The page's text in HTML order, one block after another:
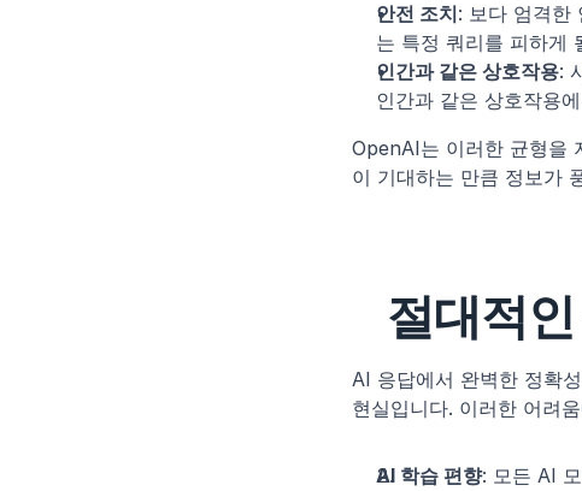
안전 조치: 보다 엄격한
는 특정 쿼리를 피하게
인간과 같은 상호작용:
인간과 같은 상호작용
OpenAI는 이러한 균형을
이 기대하는 만큼 정보가
절대적
AI 응답에서 완벽한 정확
현실입니다. 이러한 어려
AI 학습 편향: 모든 AI